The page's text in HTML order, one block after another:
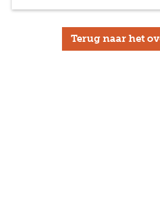
Terug naar het